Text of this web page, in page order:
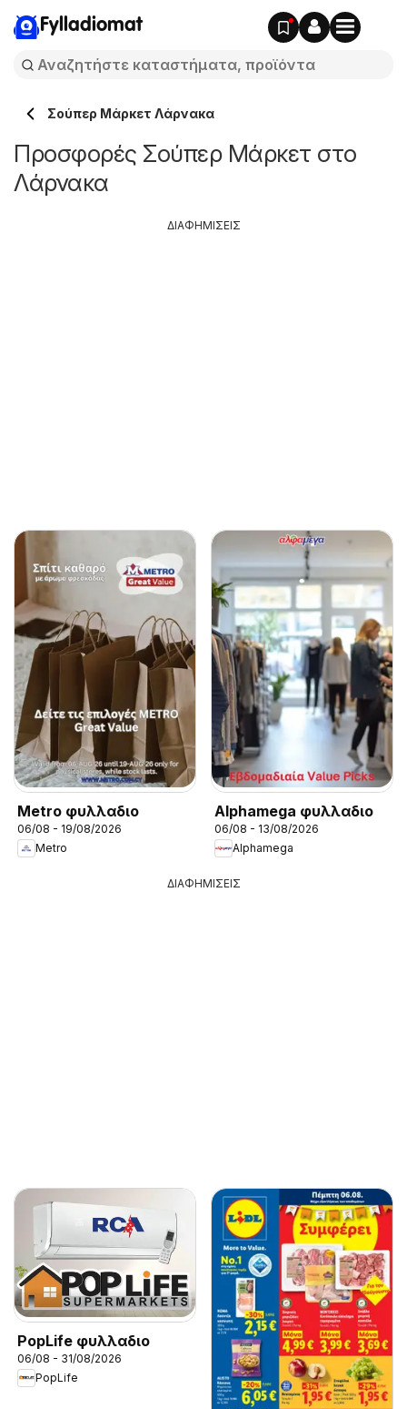
Fylladiomat
Σούπερ Μάρκετ Λάρνακα
Προσφορές Σούπερ Μάρκετ στο
Λάρνακα
Metro φυλλαδιο
06/08 - 19/08/2026
Metro
Alphamega φυλλαδιο
06/08 - 13/08/2026
Alphamega
ΔΙΑΦΗΜΙΣΕΙΣ
ΔΙΑΦΗΜΙΣΕΙΣ
PopLife φυλλαδιο
06/08 - 31/08/2026
PopLife